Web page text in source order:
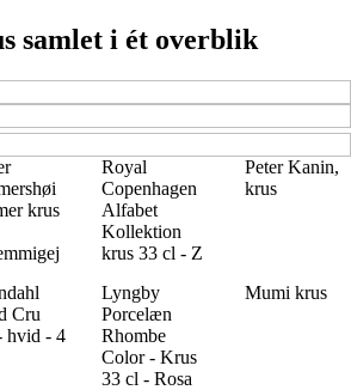
samlet i ét overblik
krus
Royal
Copenhagen
Alfabet
Kollektion
krus 33 cl - Z
Peter Kanin,
krus
Cru
hvid - 4
Lyngby
Porcelæn
Rhombe
Color - Krus
33 cl - Rosa
Mumi krus